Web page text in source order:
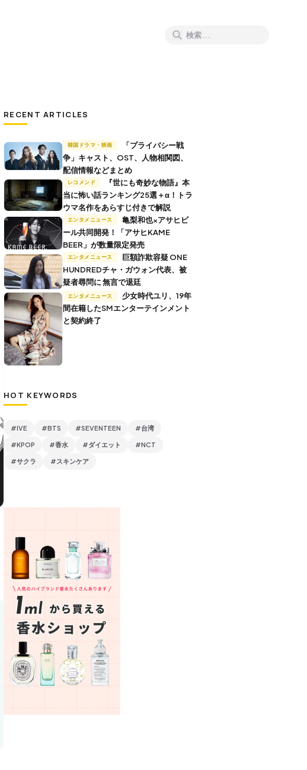
RECENT ARTICLES
韓国ドラマ・映画
争」キャスト、OST、人物相関図、
配信情報などまとめ
レコメンド
当に怖い話ランキング25選＋α！トラ
ウマ名作をあらすじ付きで解説
エンタメニュース
ール共同開発！「アサヒKAME
BEER」が数量限定発売
エンタメニュース
HUNDREDチャ・ガウォン代表、被
疑者尋問に 無言で退廷
エンタメニュース
間在籍したSMエンターテインメント
と契約終了
HOT KEYWORDS
#IVE #BTS #SEVENTEEN #台湾
#KPOP #香水 #ダイエット #NCT
#サクラ #スキンケア